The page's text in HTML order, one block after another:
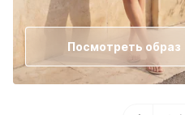
Посмотреть образ